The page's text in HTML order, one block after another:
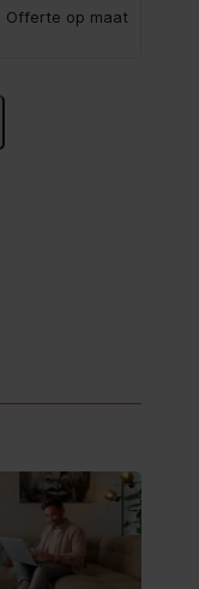
Offerte op maat